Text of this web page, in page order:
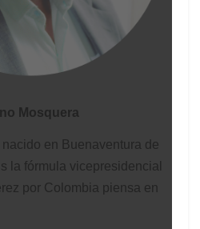
Mosquera
en Buenaventura de
la fórmula vicepresidencial
por Colombia piensa en